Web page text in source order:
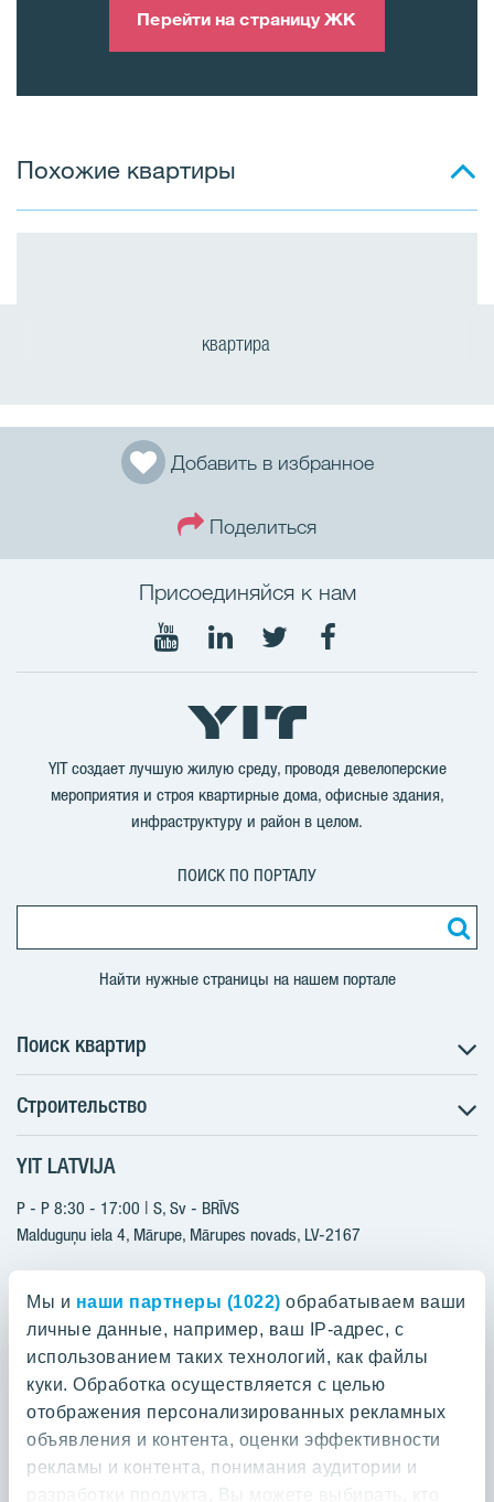
Мы и наши партнеры (1022) обрабатываем ваши
личные данные, например, ваш IP-адрес, с
использованием таких технологий, как файлы
куки. Обработка осуществляется с целью
отображения персонализированных рекламных
объявления и контента, оценки эффективности
рекламы и контента, понимания аудитории и
разработки продукта. Вы можете выбирать, кто
Добавить в избранное
Поделиться
Перейти на страницу ЖК
Похожие квартиры
квартира
Присоединяйся к нам
Мы
Youtube
Мы
в
LinkedIn
Мы
в
Twitter
Мы
YIT создает лучшую жилую среду, проводя девелоперские
мероприятия и строя квартирные дома, офисные здания,
инфраструктуру и район в целом.
ПОИСК ПО ПОРТАЛУ
Найти нужные страницы на нашем портале
Поиск квартир
Поиск квартир
Информация для покупателей
Будущие проекты
YIT Plus
Контакты
Строительство
Строительство
Актуальные проекты
Реализованные проекты
Контакты
YIT LATVIJA
P - P 8:30 - 17:00 | S, Sv - BRĪVS
Malduguņu iela 4, Mārupe, Mārupes novads, LV-2167
+371 25608080
yitmajas@yit.lv
Проекты